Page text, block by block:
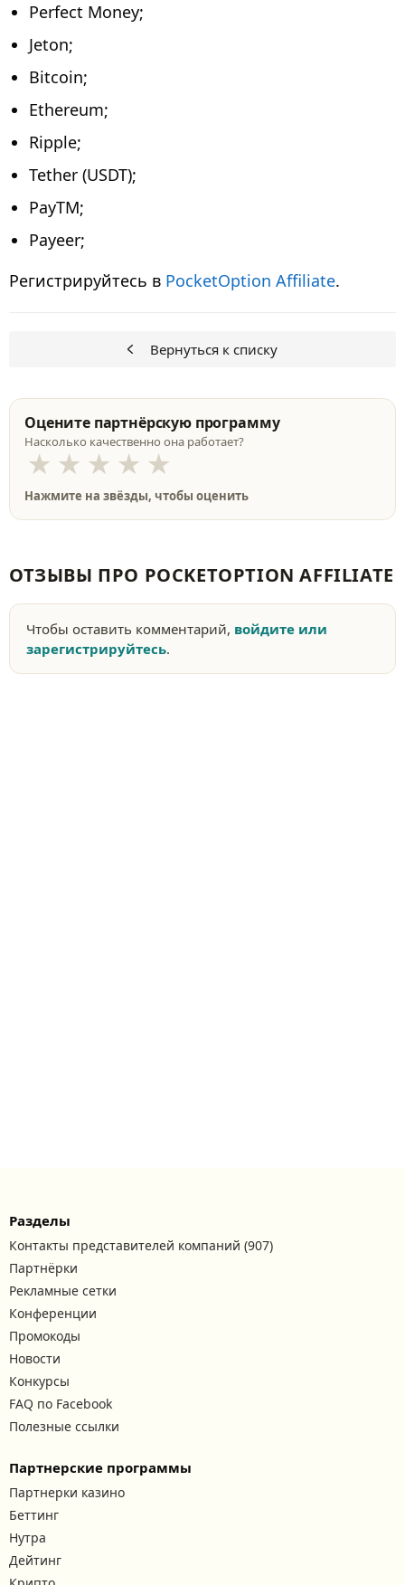
Perfect Money;
Jeton;
Bitcoin;
Ethereum;
Ripple;
Tether (USDT);
PayTM;
Payeer;
Регистрируйтесь в PocketOption Affiliate.
Вернуться к списку
Оцените партнёрскую программу
Насколько качественно она работает?
★ ★ ★ ★ ★
Нажмите на звёзды, чтобы оценить
ОТЗЫВЫ ПРО POCKETOPTION AFFILIATE
Чтобы оставить комментарий, войдите или
зарегистрируйтесь.
Разделы
Контакты представителей компаний (907)
Партнёрки
Рекламные сетки
Конференции
Промокоды
Новости
Конкурсы
FAQ по Facebook
Полезные ссылки
Партнерские программы
Партнерки казино
Беттинг
Нутра
Дейтинг